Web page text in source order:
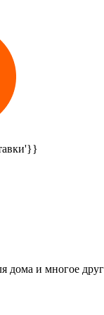
дома и многое